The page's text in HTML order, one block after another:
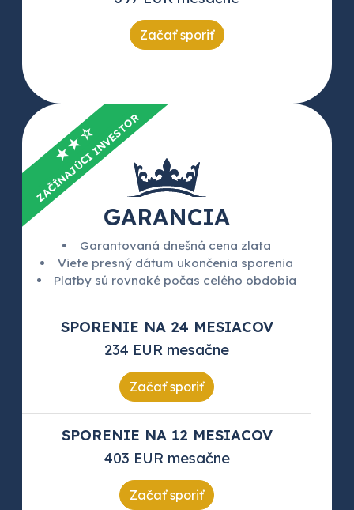
Začať sporiť
★★☆
ZAČÍNAJÚCI INVESTOR
GARANCIA
Garantovaná dnešná cena zlata
Viete presný dátum ukončenia sporenia
Platby sú rovnaké počas celého obdobia
SPORENIE NA 24 MESIACOV
234 EUR mesačne
Začať sporiť
SPORENIE NA 12 MESIACOV
403 EUR mesačne
Začať sporiť